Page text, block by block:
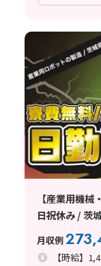
【産業用機
日祝休み / 茨
月収例
【時給】